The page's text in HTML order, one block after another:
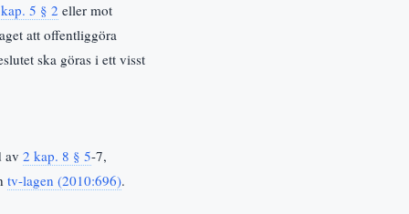
5 § 2 eller mot
att offentliggöra
ska göras i ett visst
av 2 kap. 8 § 5-7,
tv-lagen (2010:696).